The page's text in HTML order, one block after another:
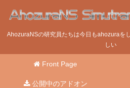
AhozuraNSの研究員たちは今日もahozuraを
しい
Front Page
公開中のアドオン